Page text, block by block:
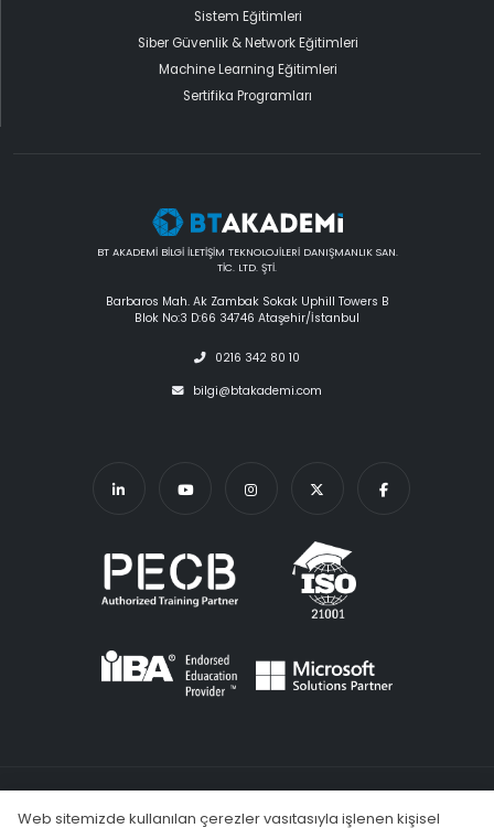
Sistem Eğitimleri
Siber Güvenlik & Network Eğitimleri
Machine Learning Eğitimleri
Sertifika Programları
BT AKADEMİ BİLGİ İLETİŞİM TEKNOLOJİLERİ DANIŞMANLIK SAN.
TİC. LTD. ŞTİ.
Barbaros Mah. Ak Zambak Sokak Uphill Towers B
Blok No:3 D:66 34746 Ataşehir/İstanbul
0216 342 80 10
bilgi@btakademi.com
Web sitemizde kullanılan çerezler vasıtasıyla işlenen kişisel